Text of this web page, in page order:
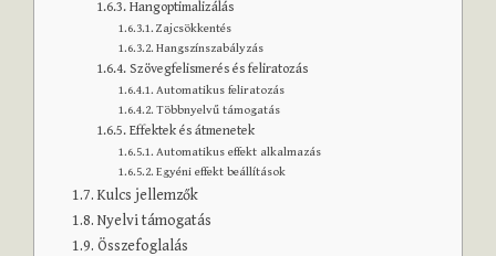
Hangoptimalizálás
Zajcsökkentés
Hangszínszabályzás
Szövegfelismerés és feliratozás
Automatikus feliratozás
Többnyelvű támogatás
Effektek és átmenetek
Automatikus effekt alkalmazás
Egyéni effekt beállítások
Kulcs jellemzők
Nyelvi támogatás
Összefoglalás